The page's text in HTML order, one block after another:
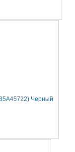
Черный